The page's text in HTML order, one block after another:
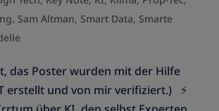
, Sam Altman, Smart Data, Smarte
das Poster wurden mit der Hilfe
erstellt und von mir verifiziert.) ⚡️